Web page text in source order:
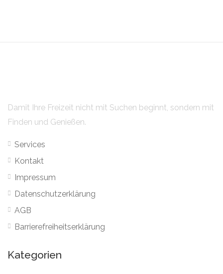
Damit Ihre Freizeit nicht mit Suchen beginnt, sondern mit
Finden und Genießen.
Services
Kontakt
Impressum
Datenschutzerklärung
AGB
Barrierefreiheitserklärung
Kategorien